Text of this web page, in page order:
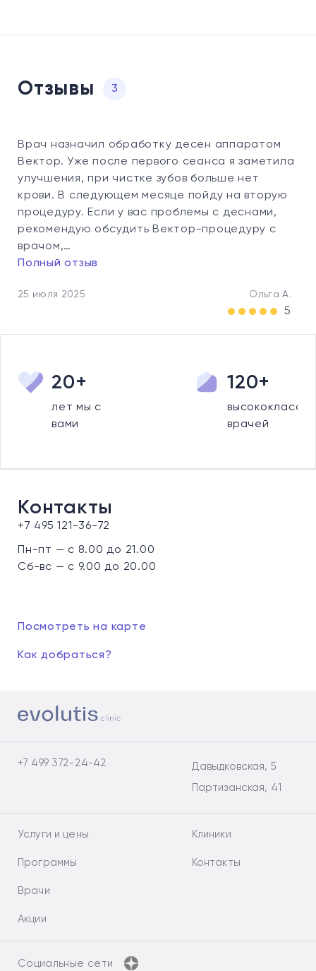
Отзывы 3
Врач назначил обработку десен аппаратом
Вектор. Уже после первого сеанса я заметила
улучшения, при чистке зубов больше нет
крови. В следующем месяце пойду на вторую
процедуру. Если у вас проблемы с деснами,
рекомендую обсудить Вектор-процедуру с
врачом,…
Полный отзыв
25 июля 2025 Ольга А.
5
20+
лет мы с
вами
120+
врачей
Контакты
+7 495 121-36-72
Пн-пт — с 8.00 до 21.00
Сб-вс — с 9.00 до 20.00
Посмотреть на карте
Как добраться?
+7 499 372-24-42
Давыдковская, 5
Партизанская, 41
Услуги и цены
Программы
Врачи
Акции
Клиники
Контакты
Социальные сети